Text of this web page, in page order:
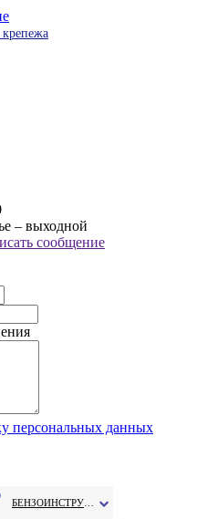
– выходной
сообщение
персональных данных